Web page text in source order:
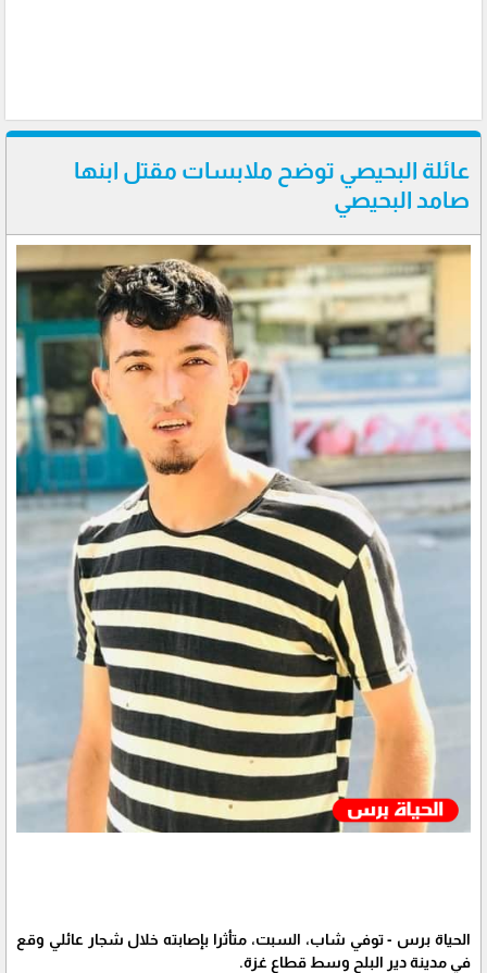
عائلة البحيصي توضح ملابسات مقتل ابنها
صامد البحيصي
الحياة برس - توفي شاب، السبت، متأثرا بإصابته خلال شجار عائلي وقع
في مدينة دير البلح وسط قطاع غزة.